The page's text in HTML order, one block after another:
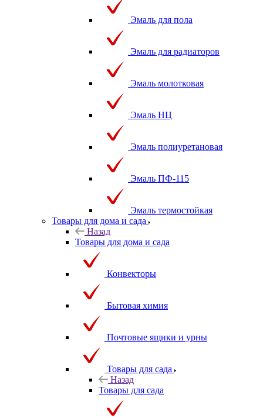
Эмаль для пола
Эмаль для радиаторов
Эмаль молотковая
Эмаль НЦ
Эмаль полиуретановая
Эмаль ПФ-115
Эмаль термостойкая
Товары для дома и сада
Назад
Товары для дома и сада
Конвекторы
Бытовая химия
Почтовые ящики и урны
Товары для сада
Назад
Товары для сада